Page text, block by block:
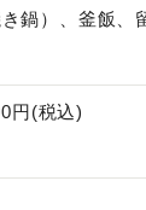
き鍋）、釜飯、
円(税込)